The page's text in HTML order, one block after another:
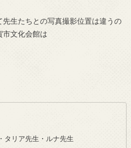
先生たちとの写真撮影位置は違うの
市文化会館は
タリア先生・ルナ先生